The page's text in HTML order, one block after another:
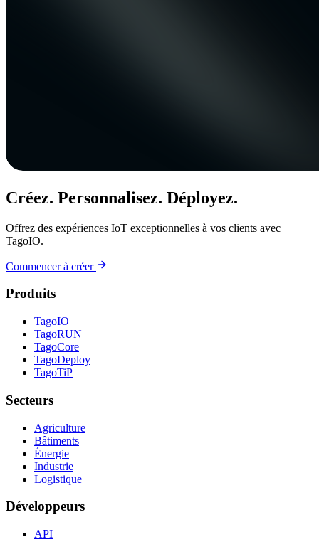
Créez. Personnalisez. Déployez.
Offrez des expériences IoT exceptionnelles à vos clients avec
TagoIO.
Commencer à créer
Produits
TagoIO
TagoRUN
TagoCore
TagoDeploy
TagoTiP
Secteurs
Agriculture
Bâtiments
Énergie
Industrie
Logistique
Développeurs
API